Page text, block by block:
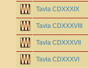
Tavla CDXXXIX
Tavla CDXXXVIII
Tavla CDXXXVII
Tavla CDXXXVI